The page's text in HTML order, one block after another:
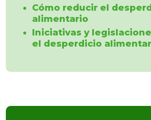
Cómo reducir el
alimentario
Iniciativas y
el desperdicio